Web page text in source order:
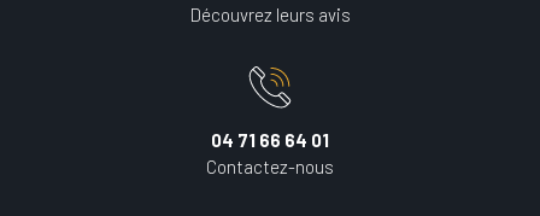
Découvrez leurs avis
04 71 66 64 01
Contactez-nous